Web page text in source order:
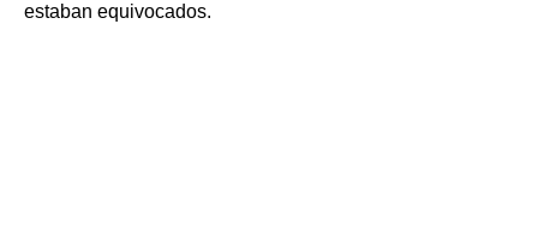
estaban equivocados.